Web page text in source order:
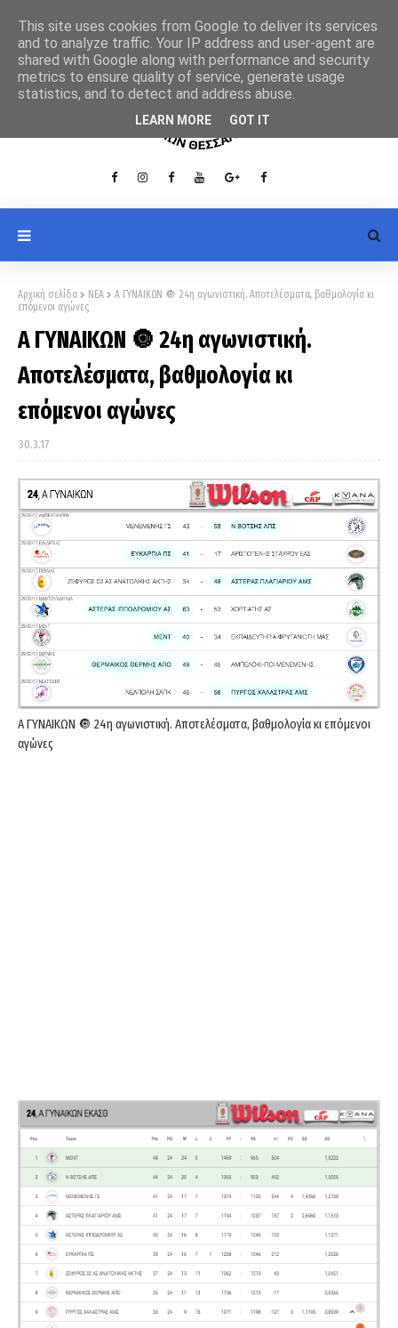
Αρχική σελίδα ΝΕΑ
Α ΓΥΝΑΙΚΩΝ 🔘 24η αγωνιστική. Αποτελέσματα, βαθμολογία κι
επόμενοι αγώνες
Α ΓΥΝΑΙΚΩΝ 🔘 24η αγωνιστική.
Αποτελέσματα, βαθμολογία κι
επόμενοι αγώνες
30.3.17
Α ΓΥΝΑΙΚΩΝ 🔘 24η αγωνιστική. Αποτελέσματα, βαθμολογία κι επόμενοι
αγώνες
This site uses cookies from Google to deliver its services
and to analyze traffic. Your IP address and user-agent are
shared with Google along with performance and security
metrics to ensure quality of service, generate usage
statistics, and to detect and address abuse.
LEARN MORE GOT IT